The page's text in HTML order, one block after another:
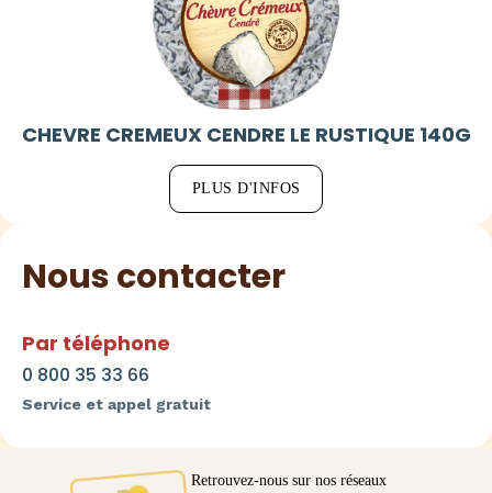
CHEVRE CREMEUX CENDRE LE RUSTIQUE 140G
PLUS D'INFOS
Nous contacter
Par téléphone
0 800 35 33 66
Service et appel gratuit
Retrouvez-nous sur nos réseaux